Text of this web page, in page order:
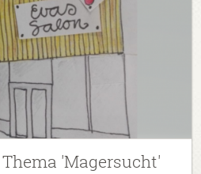
'Magersucht'